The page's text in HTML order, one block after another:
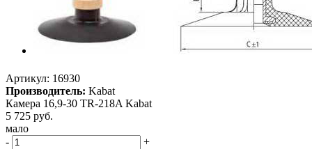
Артикул: 16930
Производитель: Kabat
Камера 16,9-30 TR-218A Kabat
5 725 руб.
мало
-
+